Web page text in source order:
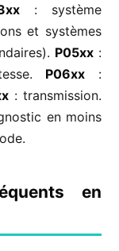
: système
et systèmes
P05xx :
P06xx :
: transmission.
en moins
en